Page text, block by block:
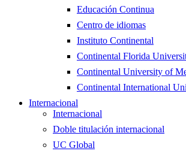
Educación Continua
Centro de idiomas
Instituto Continental
Continental Florida
Continental University of
Continental International
Internacional
Internacional
Doble titulación internacional
UC Global